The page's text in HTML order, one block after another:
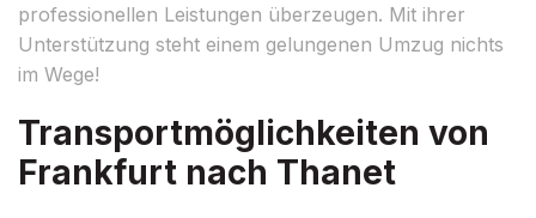
professionellen Leistungen überzeugen. Mit ihrer
Unterstützung steht einem gelungenen Umzug nichts
im Wege!
Transportmöglichkeiten von
Frankfurt nach Thanet